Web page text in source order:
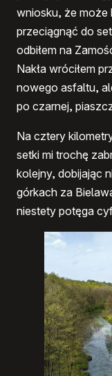
wniosku, że może
przeciągnąć do
odbiłem na
Nakła wróciłem
nowego asfaltu,
po czarnej,
Na cztery
setki mi trochę
kolejny, dobijając
górkach za
niestety potęga